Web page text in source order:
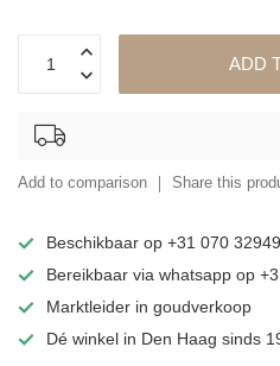
ADD
Add to comparison Share this
Beschikbaar op +31 070
Bereikbaar via whatsapp op
Marktleider in goudverkoop
Dé winkel in Den Haag sinds